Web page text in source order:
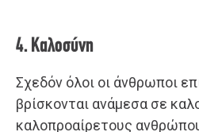
4. Καλοσύνη
Σχεδόν όλοι οι άνθρωποι
βρίσκονται ανάμεσα σε
καλοπροαίρετους